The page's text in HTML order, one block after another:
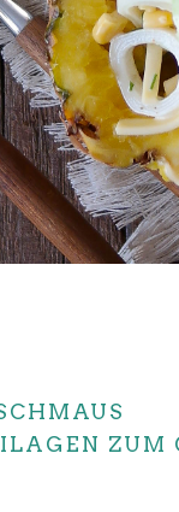
ZUM